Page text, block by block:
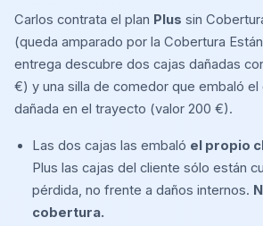
Carlos contrata el plan Plus sin
(queda amparado por la Cobertura
entrega descubre dos cajas dañadas
€) y una silla de comedor que embaló el
dañada en el trayecto (valor 200 €).
Las dos cajas las embaló el propio
Plus las cajas del cliente sólo están
pérdida, no frente a daños internos.
cobertura.